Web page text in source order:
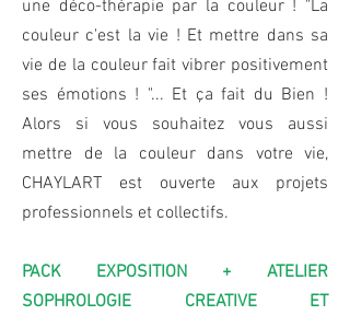
une déco-thérapie par la couleur ! "La
couleur c'est la vie ! Et mettre dans sa
vie de la couleur fait vibrer positivement
ses émotions ! "... Et ça fait du Bien !
Alors si vous souhaitez vous aussi
mettre de la couleur dans votre vie,
CHAYLART est ouverte aux projets
professionnels et collectifs.
PACK EXPOSITION + ATELIER
SOPHROLOGIE CREATIVE ET